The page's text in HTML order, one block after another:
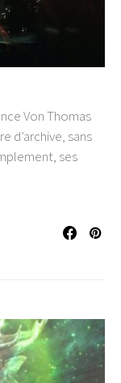
Von Thomas
d’archive, sans
ses